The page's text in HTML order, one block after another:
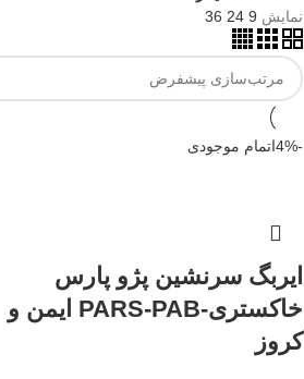
نمایش 9
24
36
-4% اتمام موجودی
ایربگ سرنشین پژو پارس
خاکستری-PARS-PAB ایمن و
کروز